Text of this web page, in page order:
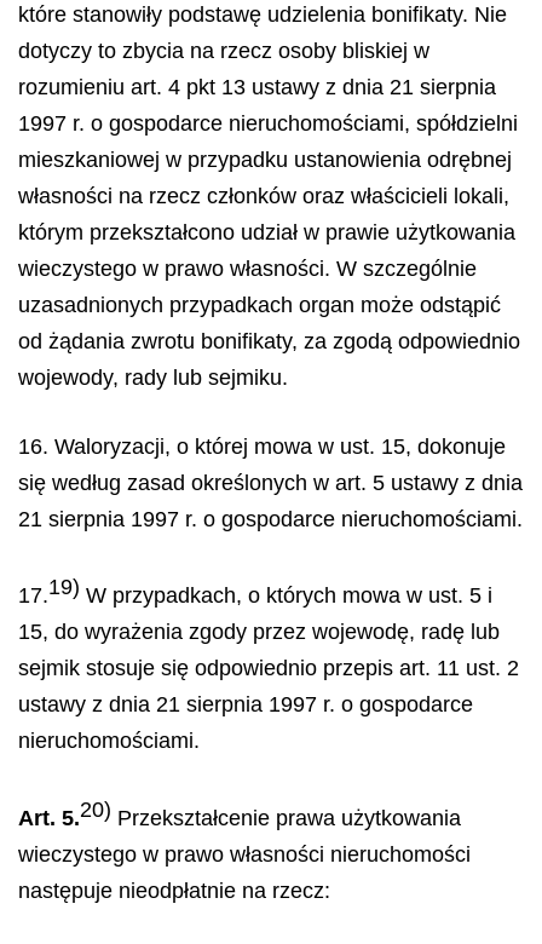
które stanowiły podstawę udzielenia bonifikaty. Nie
dotyczy to zbycia na rzecz osoby bliskiej w
rozumieniu art. 4 pkt 13 ustawy z dnia 21 sierpnia
1997 r. o gospodarce nieruchomościami, spółdzielni
mieszkaniowej w przypadku ustanowienia odrębnej
własności na rzecz członków oraz właścicieli lokali,
którym przekształcono udział w prawie użytkowania
wieczystego w prawo własności. W szczególnie
uzasadnionych przypadkach organ może odstąpić
od żądania zwrotu bonifikaty, za zgodą odpowiednio
wojewody, rady lub sejmiku.
16. Waloryzacji, o której mowa w ust. 15, dokonuje
się według zasad określonych w art. 5 ustawy z dnia
21 sierpnia 1997 r. o gospodarce nieruchomościami.
17.19) W przypadkach, o których mowa w ust. 5 i
15, do wyrażenia zgody przez wojewodę, radę lub
sejmik stosuje się odpowiednio przepis art. 11 ust. 2
ustawy z dnia 21 sierpnia 1997 r. o gospodarce
nieruchomościami.
Art. 5.20) Przekształcenie prawa użytkowania
wieczystego w prawo własności nieruchomości
następuje nieodpłatnie na rzecz: